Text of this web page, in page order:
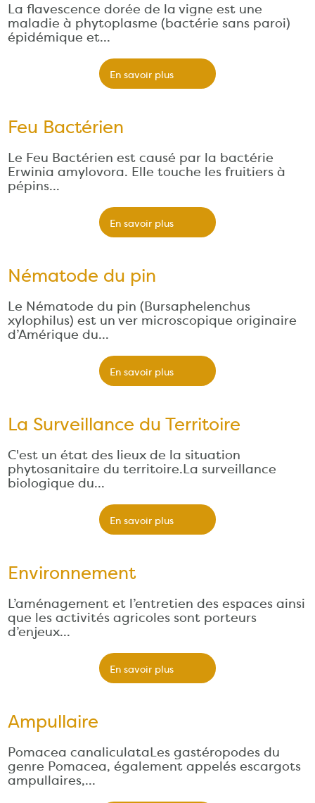
La flavescence dorée de la vigne est une
maladie à phytoplasme (bactérie sans paroi)
épidémique et…
En savoir plus
Feu Bactérien
Le Feu Bactérien est causé par la bactérie
Erwinia amylovora. Elle touche les fruitiers à
pépins…
En savoir plus
Nématode du pin
Le Nématode du pin (Bursaphelenchus
xylophilus) est un ver microscopique originaire
d’Amérique du…
En savoir plus
La Surveillance du Territoire
C'est un état des lieux de la situation
phytosanitaire du territoire.La surveillance
biologique du…
En savoir plus
Environnement
L’aménagement et l’entretien des espaces ainsi
que les activités agricoles sont porteurs
d’enjeux…
En savoir plus
Ampullaire
Pomacea canaliculataLes gastéropodes du
genre Pomacea, également appelés escargots
ampullaires,…